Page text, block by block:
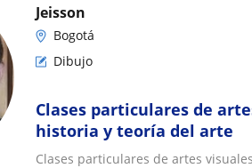
Jeisson
Bogotá
Dibujo
Clases particulares de
historia y teoría del arte
Clases particulares de artes